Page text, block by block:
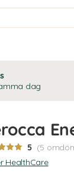
dag
5 (5
HealthCare